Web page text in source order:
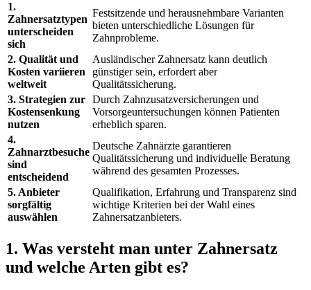
1.
Zahnersatztypen
unterscheiden
sich
Festsitzende und herausnehmbare Varianten
bieten unterschiedliche Lösungen für
Zahnprobleme.
2. Qualität und
Kosten variieren
weltweit
Ausländischer Zahnersatz kann deutlich
günstiger sein, erfordert aber
Qualitätssicherung.
3. Strategien zur
Kostensenkung
nutzen
Durch Zahnzusatzversicherungen und
Vorsorgeuntersuchungen können Patienten
erheblich sparen.
4.
Zahnarztbesuche
sind
entscheidend
Deutsche Zahnärzte garantieren
Qualitätssicherung und individuelle Beratung
während des gesamten Prozesses.
5. Anbieter
sorgfältig
auswählen
Qualifikation, Erfahrung und Transparenz sind
wichtige Kriterien bei der Wahl eines
Zahnersatzanbieters.
1. Was versteht man unter Zahnersatz
und welche Arten gibt es?